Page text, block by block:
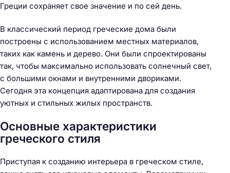
Греции сохраняет свое значение и по сей день.
В классический период греческие дома были
построены с использованием местных материалов,
таких как камень и дерево. Они были спроектированы
так, чтобы максимально использовать солнечный свет,
с большими окнами и внутренними двориками.
Сегодня эта концепция адаптирована для создания
уютных и стильных жилых пространств.
Основные характеристики
греческого стиля
Приступая к созданию интерьера в греческом стиле,